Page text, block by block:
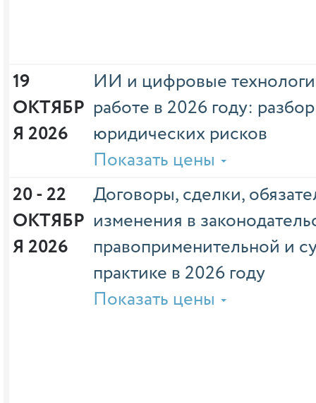
19
ОКТЯБР
Я 2026
ИИ и цифровые
работе в 2026 году:
юридических рисков
Показать цены
20 - 22
ОКТЯБР
Я 2026
Договоры, сделки,
изменения в
правоприменительной и
практике в 2026 году
Показать цены